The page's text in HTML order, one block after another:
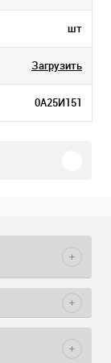
шт
Загрузить
0А25И151